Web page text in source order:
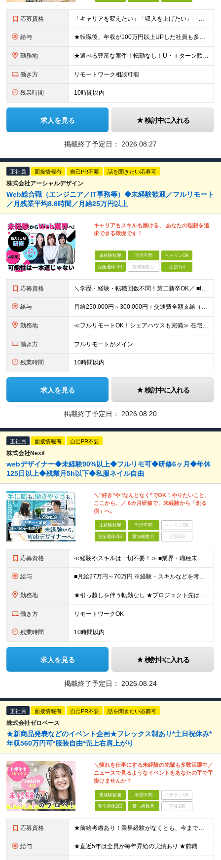
応募資格 「キャリアを変えたい」「収入を上げたい」「将来に強いスキルを身につけたい」方歓迎！ ・未経験歓迎 ・学歴不問 ・第二新卒歓迎 ＼経験やスキルではなく、“これから”を重視します／ 「今のままでいい
給与 ★転職後、年収が100万円以上UPした社員も多数！ 月給25.9万円以上＋諸手当＋賞与年2回＋インセンティブ 【固定残業代について】 なし（残業代は、実際の労働時間に応じて別途全額支給）
勤務地 ★選べる豊富な案件！転勤なし！U・Ｉターン歓迎！ 東京、神奈川、埼玉、千葉、愛知、大阪、兵庫、京都、広島、福岡をはじめとする全国各地のプロジェクト先。 プライム上場、グロース上場企業の大手～ベンチ
働き方 リモートワーク相談可能
残業時間 10時間以内
求人を見る 検討中に入れる
掲載終了予定日： 2026.08.27
正社員 面接情報有 自己PR不要 話を聞きたい応募可
株式会社アーシャルデザイン
Web総合職（エンジニア／IT事務等）◆未経験歓迎／フルリモート
／月残業平均8.6時間／月給25万円以上
キャリアもスキルも磨ける、 あなたの理想を追
求できる環境です！
未経験歓迎 学歴不問 ベテランOK
完全週休2日 賞与複数月 面接1回
応募資格 ＼学歴・経験・転職回数不問！第二新卒OK／ ■IT・Web業界の仕事に興味がある方 ■将来を見据えて手に職をつけたい方 ★20～30代が活躍中！同年代の仲間と一緒に働きたいという方にもピッタリです ★
給与 ⽉給250,000円～300,000円＋交通費全額⽀給（正社員登⽤後︓昇給年4回） ※給与は経験・スキルなどを考慮の上、最終決定いたします ※上記額にはみなし残業代(⽉14時間分、2万4,648円分
勤務地 ≪フルリモートOK！シェアハウスも完備≫ 在宅勤務(通勤不要)、または希望により一都三県・大阪・名古屋・福岡を中心とした全国の各プロジェクト先での勤務となります。 ※直行直帰OK ★勤務エリアはご希望
働き方 フルリモートがメイン
残業時間 10時間以内
求人を見る 検討中に入れる
掲載終了予定日： 2026.08.20
正社員 面接情報有 自己PR不要
株式会社Nexil
webデザイナー◆未経験90%以上◆フルリモ可◆研修6ヶ月◆年休
125日以上◆残業月5h以下◆私服ネイル自由
＼"好き"や"なんとなく"でOK！やりたいこと、
ここから。／ 6カ月研修で、未経験から「創る
側」へ。
未経験歓迎 学歴不問 ベテランOK
完全週休2日 賞与複数月 面接1回
応募資格 ≪経験やスキルは一切不要！≫ ■業界・職種未経験OK ■第二新卒歓迎 ■学歴不問 ■35歳以下の方（※若年層の長期キャリア形成を図るため） ＼こんな方は、Nexilにぴったりです／ □「やりたいこと
給与 ■月給27万円～70万円 ※経験・スキルなどを考慮して決定します。 ※上記金額には固定残業代（月15時間相当分／26,300円～73,500円）を含みます。 超過分は別途支給します。 ★最大200万
勤務地 ★引っ越しを伴う転勤なし ★プロジェクト先は希望やスキルを考慮して決定 本社もしくは東京23区を中心とした 神奈川・千葉・埼玉の各プロジェクト先の勤務となります。 【東京本社】 東京都渋谷区渋谷2
働き方 リモートワークOK
残業時間 10時間以内
求人を見る 検討中に入れる
掲載終了予定日： 2026.08.24
正社員 面接情報有 自己PR不要 話を聞きたい応募可
株式会社ゼロベース
★新商品発表などのイベント企画★フレックス制あり*土日祝休み*
年収560万円可*服装自由*売上右肩上がり
＼憧れを仕事にする未経験の先輩も多数活躍中／
ニュースで見るようなイベントをあなたの手で手
掛けませんか？
未経験歓迎 学歴不問 ベテランOK
完全週休2日 賞与複数月 面接1回
応募資格 ★前給考慮あり！業界経験がなくとも、今までのご経歴や人柄で給与アップも！ ★人柄重視の採用|「イベントって面白そう」「人と一緒に何かを作るのが好き」そんな気持ちがあれば大丈夫です◎ ◆未経験OK ◆
給与 ★直近5年は全員が毎年昇給の実績あり ★前職給与をしっかり考慮します◎ 月給：26万円～40万円＋賞与年2回 ★あなたのご経験を最大限評価します！ ―――――――――――――――――― 面接の後半